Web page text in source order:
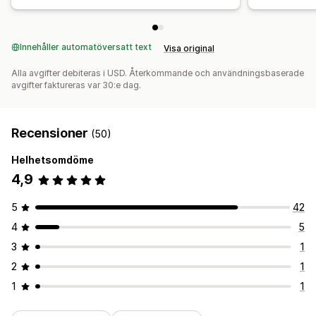
Innehåller automatöversatt text Visa original
Alla avgifter debiteras i USD. Återkommande och användningsbaserade
avgifter faktureras var 30:e dag.
Recensioner (50)
Helhetsomdöme
4,9
5
42
4
5
3
1
2
1
1
1